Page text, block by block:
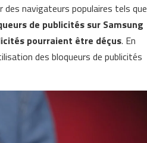
des navigateurs populaires tels que
de publicités sur Samsung
pourraient être déçus. En
des bloqueurs de publicités